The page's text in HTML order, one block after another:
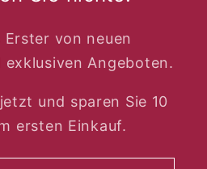
von neuen
Angeboten.
und sparen Sie 10
ersten Einkauf.